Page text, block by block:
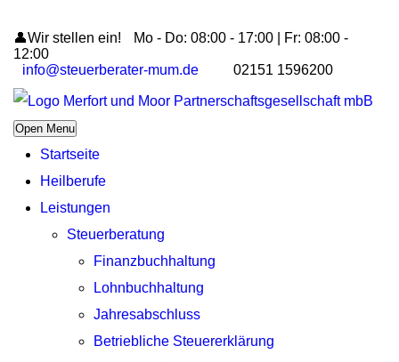
👤Wir stellen ein!
Mo - Do: 08:00 - 17:00 | Fr: 08:00 -
12:00
info@steuerberater-mum.de
02151 1596200
Open Menu
Startseite
Heilberufe
Leistungen
Steuerberatung
Finanzbuchhaltung
Lohnbuchhaltung
Jahresabschluss
Betriebliche Steuererklärung